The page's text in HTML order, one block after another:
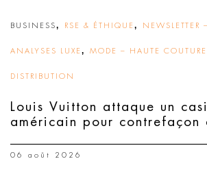
BUSINESS, RSE & ÉTHIQUE , NEWSLETTER
ANALYSES LUXE , MODE – HAUTE COUTURE
DISTRIBUTION
Louis Vuitton attaque un
américain pour contrefaçon
06 août 2026